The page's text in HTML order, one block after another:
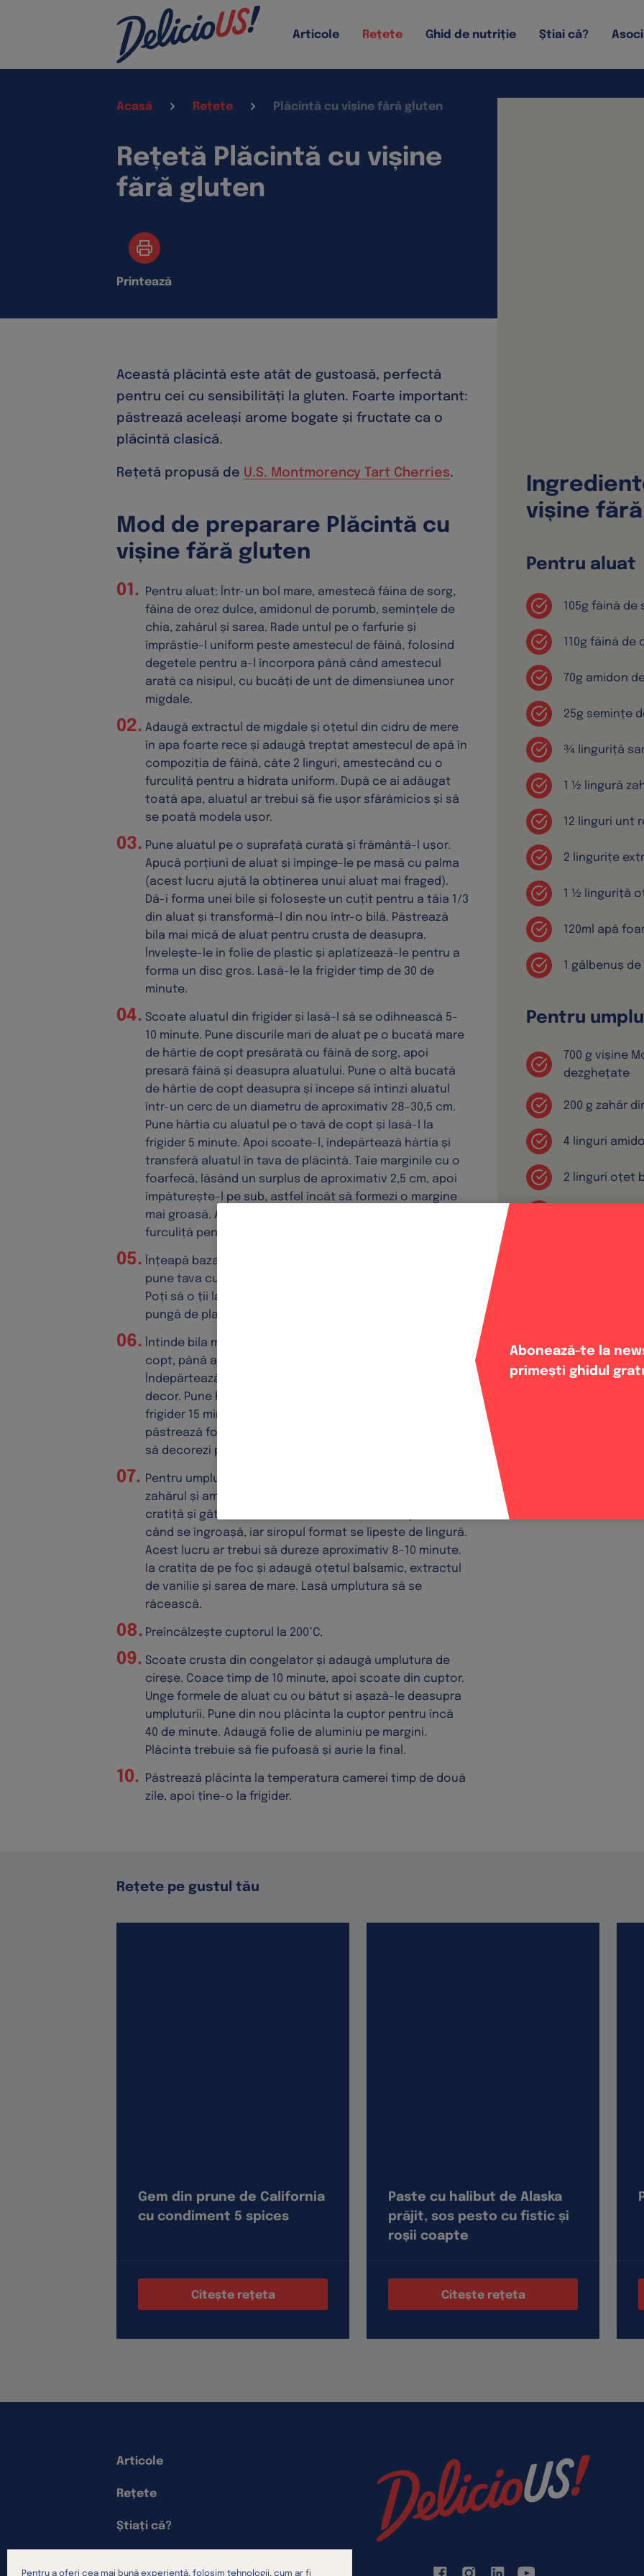
Pentru a oferi cea mai bună experiență, folosim tehnologii, cum ar fi
Articole Rețete Ghid de nutriție Știai că?
Acasă Rețete Plăcintă cu vișine fără gluten
Rețetă Plăcintă cu vișine
fără gluten
Printează
Această plăcintă este atât de gustoasă, perfectă
pentru cei cu sensibilități la gluten. Foarte important:
păstrează aceleași arome bogate și fructate ca o
plăcintă clasică.
Rețetă propusă de U.S. Montmorency Tart Cherries.
Mod de preparare Plăcintă cu
vișine fără gluten
Pentru aluat: Într-un bol mare, amestecă făina de sorg,
făina de orez dulce, amidonul de porumb, semințele de
chia, zahărul și sarea. Rade untul pe o farfurie și
împrăștie-l uniform peste amestecul de făină, folosind
degetele pentru a-l încorpora până când amestecul
arată ca nisipul, cu bucăți de unt de dimensiunea unor
migdale.
Adaugă extractul de migdale și oțetul din cidru de mere
în apa foarte rece și adaugă treptat amestecul de apă în
compoziția de făină, câte 2 linguri, amestecând cu o
furculiță pentru a hidrata uniform. După ce ai adăugat
toată apa, aluatul ar trebui să fie ușor sfărâmicios și să
se poată modela ușor.
Pune aluatul pe o suprafață curată și frământă-l ușor.
Apucă porțiuni de aluat și împinge-le pe masă cu palma
(acest lucru ajută la obținerea unui aluat mai fraged).
Dă-i forma unei bile și folosește un cuțit pentru a tăia 1/3
din aluat și transformă-l din nou într-o bilă. Păstrează
bila mai mică de aluat pentru crusta de deasupra.
Învelește-le în folie de plastic și aplatizează-le pentru a
forma un disc gros. Lasă-le la frigider timp de 30 de
minute.
Scoate aluatul din frigider și lasă-l să se odihnească 5-
10 minute. Pune discurile mari de aluat pe o bucată mare
de hârtie de copt presărată cu făină de sorg, apoi
presară făină și deasupra aluatului. Pune o altă bucată
de hârtie de copt deasupra și începe să întinzi aluatul
într-un cerc de un diametru de aproximativ 28-30,5 cm.
Pune hârtia cu aluatul pe o tavă de copt și lasă-l la
frigider 5 minute. Apoi scoate-l, îndepărtează hârtia și
transferă aluatul în tava de plăcintă. Taie marginile cu o
foarfecă, lăsând un surplus de aproximativ 2,5 cm, apoi
împăturește-l pe sub, astfel încât să formezi o margine
mai groasă. Apasă marginile cu degetele sau cu o
furculiță pentru a crea un aspect frumos.
Înțeapă baza și marginile aluatului în câteva locuri, apoi
pune tava cu aluat în congelator pentru 30-45 minute.
Poți să o ții la frigider și peste noapte, învelită într-o
pungă de plastic.
Întinde bila mică de aluat între două foi de hârtie de
copt, până ajungi la o grosime de aproximativ 0,6 cm.
Îndepărtează foaia de sus a hârtiei și taie forme pentru
decor. Pune hârtia cu formele pe o tavă și bagă-le la
frigider 15 minute. După ce îndepărtezi resturile de aluat,
păstrează formele tăiate la frigider, până când ești gata
să decorezi plăcinta.
Pentru umplutură: amestecă vișinele dezghețate cu
zahărul și amidonul de porumb. Pune amestecul într-o
cratiță și gătește la foc mic-mediu. Amestecă până
când se îngroașă, iar siropul format se lipește de lingură.
Acest lucru ar trebui să dureze aproximativ 8-10 minute.
Ia cratița de pe foc și adaugă oțetul balsamic, extractul
de vanilie și sarea de mare. Lasă umplutura să se
răcească.
Preîncălzește cuptorul la 200°C.
Scoate crusta din congelator și adaugă umplutura de
cireșe. Coace timp de 10 minute, apoi scoate din cuptor.
Unge formele de aluat cu ou bătut și așază-le deasupra
umpluturii. Pune din nou plăcinta la cuptor pentru încă
40 de minute. Adaugă folie de aluminiu pe margini.
Plăcinta trebuie să fie pufoasă și aurie la final.
Păstrează plăcinta la temperatura camerei timp de două
zile, apoi ține-o la frigider.
vișine
Pentru aluat
105g făină de
110g făină de
70g amidon
25g semințe
¾ linguriță
1 ½ lingură
12 linguri unt
2 lingurițe
1 ½ linguriță
120ml apă
1 gălbenuș
Pentru
700 g vișine
dezghețate
200 g zahăr
4 linguri
2 linguri oțet
Rețete pe gustul tău
Gem din prune de California
cu condiment 5 spices
Citește rețeta
Paste cu halibut de Alaska
prăjit, sos pesto cu fistic și
roșii coapte
Citește rețeta
Abonează-te la
primești ghidul
Articole
Rețete
Știați că?